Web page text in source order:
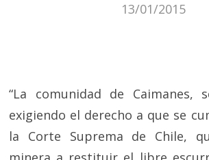
13/01/2015
“La comunidad de Caimanes,
exigiendo el derecho a que se
la Corte Suprema de Chile,